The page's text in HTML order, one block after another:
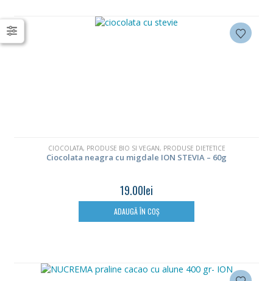
CIOCOLATA, PRODUSE BIO SI VEGAN, PRODUSE DIETETICE
Ciocolata neagra cu migdale ION STEVIA – 60g
19.00lei
ADAUGĂ ÎN COȘ